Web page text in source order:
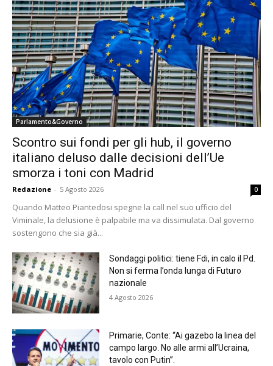
Parlamento&Governo
Scontro sui fondi per gli hub, il governo
italiano deluso dalle decisioni dell’Ue
smorza i toni con Madrid
Redazione - 5 Agosto 2026 0
Quando Matteo Piantedosi spegne la call nel suo ufficio del
Viminale, la delusione è palpabile ma va dissimulata. Dal governo
sostengono che sia già...
Sondaggi politici: tiene Fdi, in calo il Pd.
Non si ferma l’onda lunga di Futuro
nazionale
4 Agosto 2026
Primarie, Conte: “Ai gazebo la linea del
campo largo. No alle armi all’Ucraina,
tavolo con Putin”.